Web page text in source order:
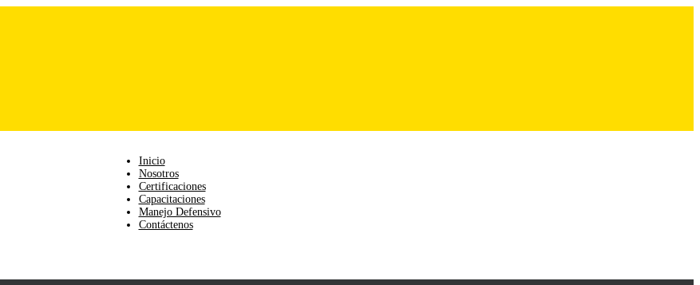
Inicio
Nosotros
Certificaciones
Capacitaciones
Manejo Defensivo
Contáctenos